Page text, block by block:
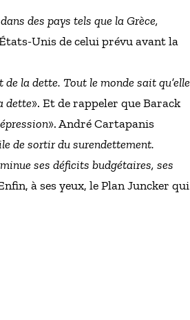
des pays tels que la Grèce,
Unis de celui prévu avant la
la dette. Tout le monde sait qu’elle
dette». Et de rappeler que Barack
». André Cartapanis
de sortir du surendettement.
ses déficits budgétaires, ses
à ses yeux, le Plan Juncker qui